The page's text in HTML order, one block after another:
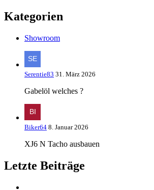
Kategorien
Showroom
Serentie83 31. März 2026
Gabelöl welches ?
Biker64 8. Januar 2026
XJ6 N Tacho ausbauen
Letzte Beiträge